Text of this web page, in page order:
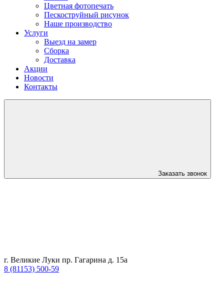
Цветная фотопечать
Пескоструйный рисунок
Наше производство
Услуги
Выезд на замер
Сборка
Доставка
Акции
Новости
Контакты
Заказать звонок
г. Великие Луки пр. Гагарина д. 15а
8 (81153) 500-59